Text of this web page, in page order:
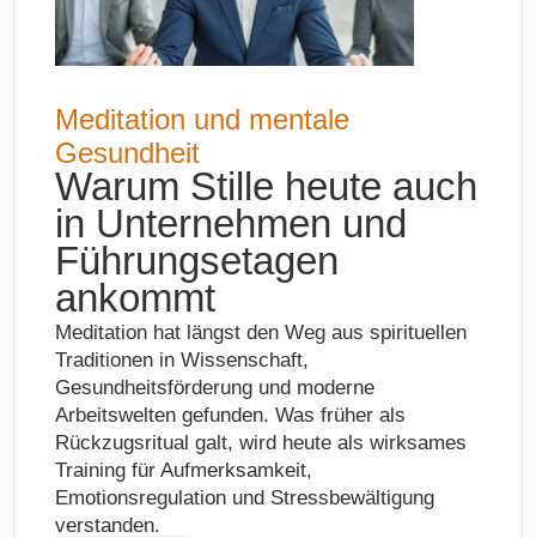
Meditation und mentale
Gesundheit
Warum Stille heute auch
in Unternehmen und
Führungsetagen
ankommt
Meditation hat längst den Weg aus spirituellen
Traditionen in Wissenschaft,
Gesundheitsförderung und moderne
Arbeitswelten gefunden. Was früher als
Rückzugsritual galt, wird heute als wirksames
Training für Aufmerksamkeit,
Emotionsregulation und Stressbewältigung
verstanden.